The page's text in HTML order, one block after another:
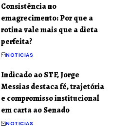
Consistência no
emagrecimento: Por que a
rotina vale mais que a dieta
perfeita?
NOTICIAS
Indicado ao STF, Jorge
Messias destaca fé, trajetória
e compromisso institucional
em carta ao Senado
NOTICIAS